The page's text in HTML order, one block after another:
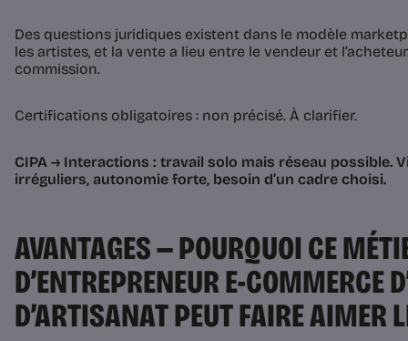
Des questions juridiques existent dans le modèle
les artistes, et la vente a lieu entre le vendeur et
commission.
Certifications obligatoires : non précisé. À clarifier.
CIPA → Interactions : travail solo mais réseau possible.
irréguliers, autonomie forte, besoin d’un cadre choisi.
AVANTAGES — POURQUOI CE
D’ENTREPRENEUR E-COMMERCE
D’ARTISANAT PEUT FAIRE AIMER